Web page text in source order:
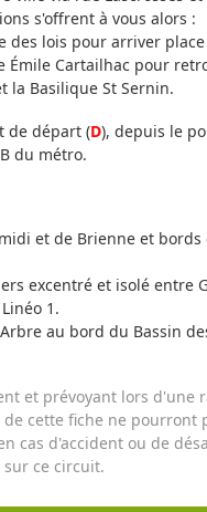
s'offrent à vous alors :
des lois pour arriver
Émile Cartailhac pour
la Basilique St Sernin.
de départ (D), depuis le
du métro.
et de Brienne et bords
excentré et isolé entre
1.
au bord du Bassin
et prévoyant lors d'une
cette fiche ne pourront
cas d'accident ou de
ce circuit.